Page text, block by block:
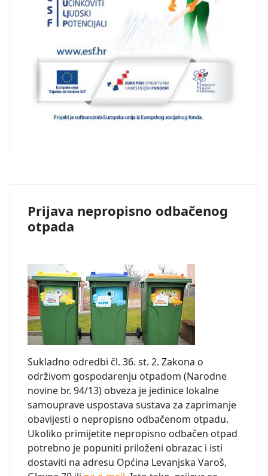
Prijava nepropisno odbačenog
otpada
Sukladno odredbi čl. 36. st. 2. Zakona o
održivom gospodarenju otpadom (Narodne
novine br. 94/13) obveza je jedinice lokalne
samouprave uspostava sustava za zaprimanje
obavijesti o nepropisno odbačenom otpadu.
Ukoliko primijetite nepropisno odbačen otpad
potrebno je popuniti priloženi obrazac i isti
dostaviti na adresu Općina Levanjska Varoš,